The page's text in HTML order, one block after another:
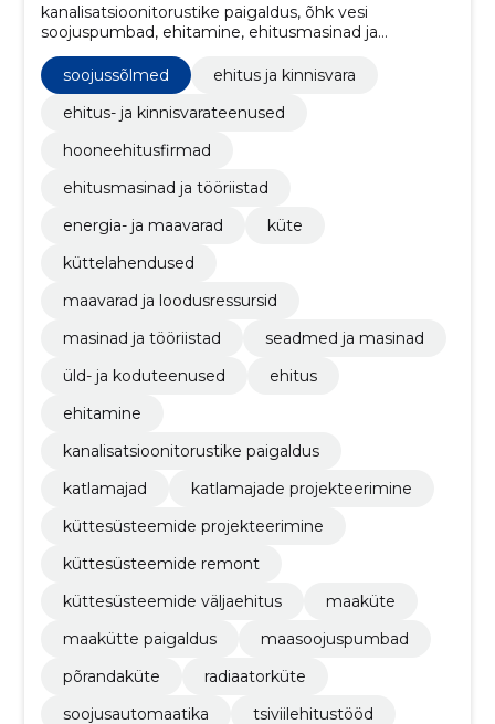
kanalisatsioonitorustike paigaldus, õhk vesi
soojuspumbad, ehitamine, ehitusmasinad ja
tööriistad, energia- ja maavarad, küte,
küttelahendused, maavarad ja loodusressursid,
masinad ja tööriistad, seadmed ja masinad
soojussõlmed
ehitus ja kinnisvara
ehitus- ja kinnisvarateenused
hooneehitusfirmad
ehitusmasinad ja tööriistad
energia- ja maavarad
küte
küttelahendused
maavarad ja loodusressursid
masinad ja tööriistad
seadmed ja masinad
üld- ja koduteenused
ehitus
ehitamine
kanalisatsioonitorustike paigaldus
katlamajad
katlamajade projekteerimine
küttesüsteemide projekteerimine
küttesüsteemide remont
küttesüsteemide väljaehitus
maaküte
maakütte paigaldus
maasoojuspumbad
põrandaküte
radiaatorküte
soojusautomaatika
tsiviilehitustööd